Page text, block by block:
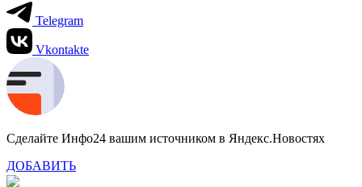
Telegram
Vkontakte
Сделайте Инфо24 вашим источником в Яндекс.Новостях
ДОБАВИТЬ